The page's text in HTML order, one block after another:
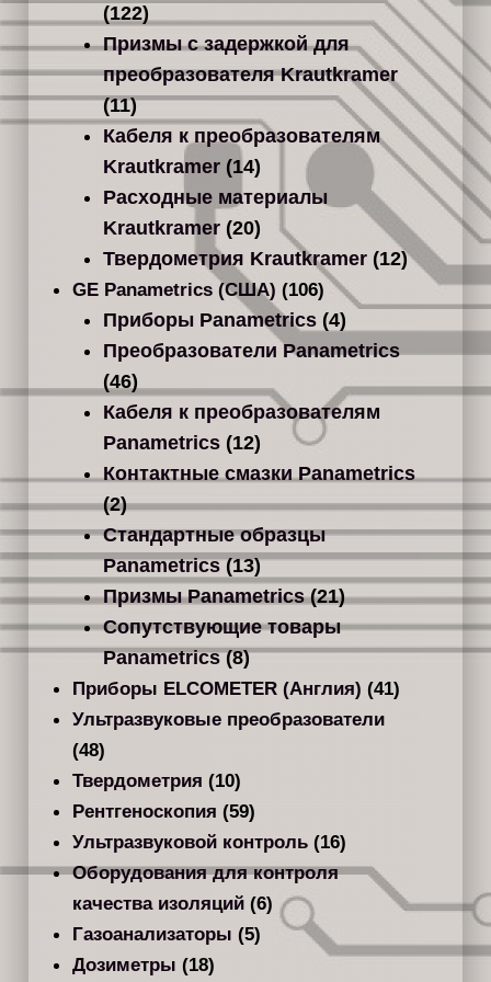
(122)
Призмы с задержкой для
преобразователя Krautkramer
(11)
Кабеля к преобразователям
Krautkramer (14)
Расходные материалы
Krautkramer (20)
Твердометрия Krautkramer (12)
GE Panametrics (США) (106)
Приборы Panametrics (4)
Преобразователи Panametrics
(46)
Кабеля к преобразователям
Panametrics (12)
Контактные смазки Panametrics
(2)
Стандартные образцы
Panametrics (13)
Призмы Panametrics (21)
Сопутствующие товары
Panametrics (8)
Приборы ELCOMETER (Англия) (41)
Ультразвуковые преобразователи
(48)
Твердометрия (10)
Рентгеноскопия (59)
Ультразвуковой контроль (16)
Оборудования для контроля
качества изоляций (6)
Газоанализаторы (5)
Дозиметры (18)